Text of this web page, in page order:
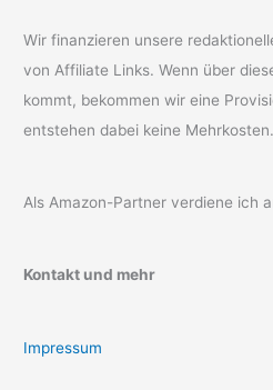
Wir finanzieren unsere
von Affiliate Links. Wenn über
kommt, bekommen wir eine
entstehen dabei keine Mehrkosten.
Als Amazon-Partner verdiene ich
Kontakt und mehr
Impressum